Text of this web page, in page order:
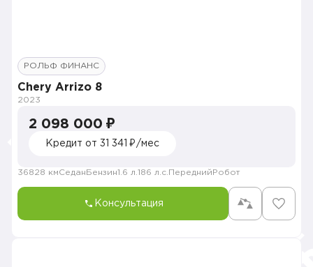
РОЛЬФ ФИНАНС
Chery Arrizo 8
2023
2 098 000 ₽
Кредит от 31 341 ₽/мес
36828 кмСедан Бензин1.6 л. 186 л.с. Передний Робот
Консультация